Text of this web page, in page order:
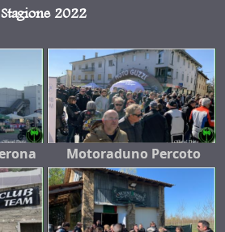
Stagione 2022
Motoraduno Percoto